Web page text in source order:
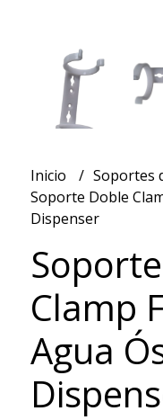
Inicio
Soportes
Soporte Doble
Dispenser
Clamp
Agua